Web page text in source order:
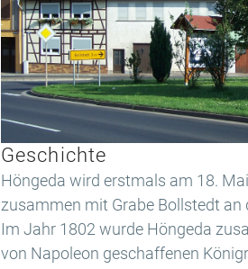
Geschichte
Höngeda wird erstmals am 18.
zusammen mit Grabe Bollstedt an
Im Jahr 1802 wurde Höngeda
von Napoleon geschaffenen